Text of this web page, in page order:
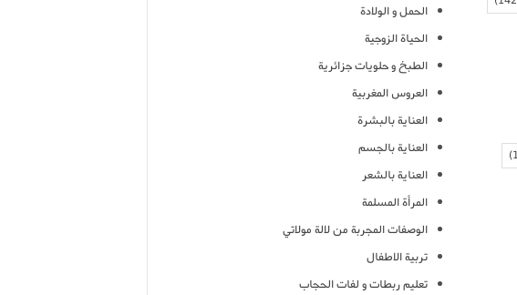
الحمل و الولادة
الحياة الزوجية
الطبخ و حلويات جزائرية
العروس المغربية
العناية بالبشرة
العناية بالجسم
العناية بالشعر
المرأة المسلمة
الوصفات المجربة من لالة مولاتي
تربية الاطفال
تعليم ربطات و لفات الحجاب